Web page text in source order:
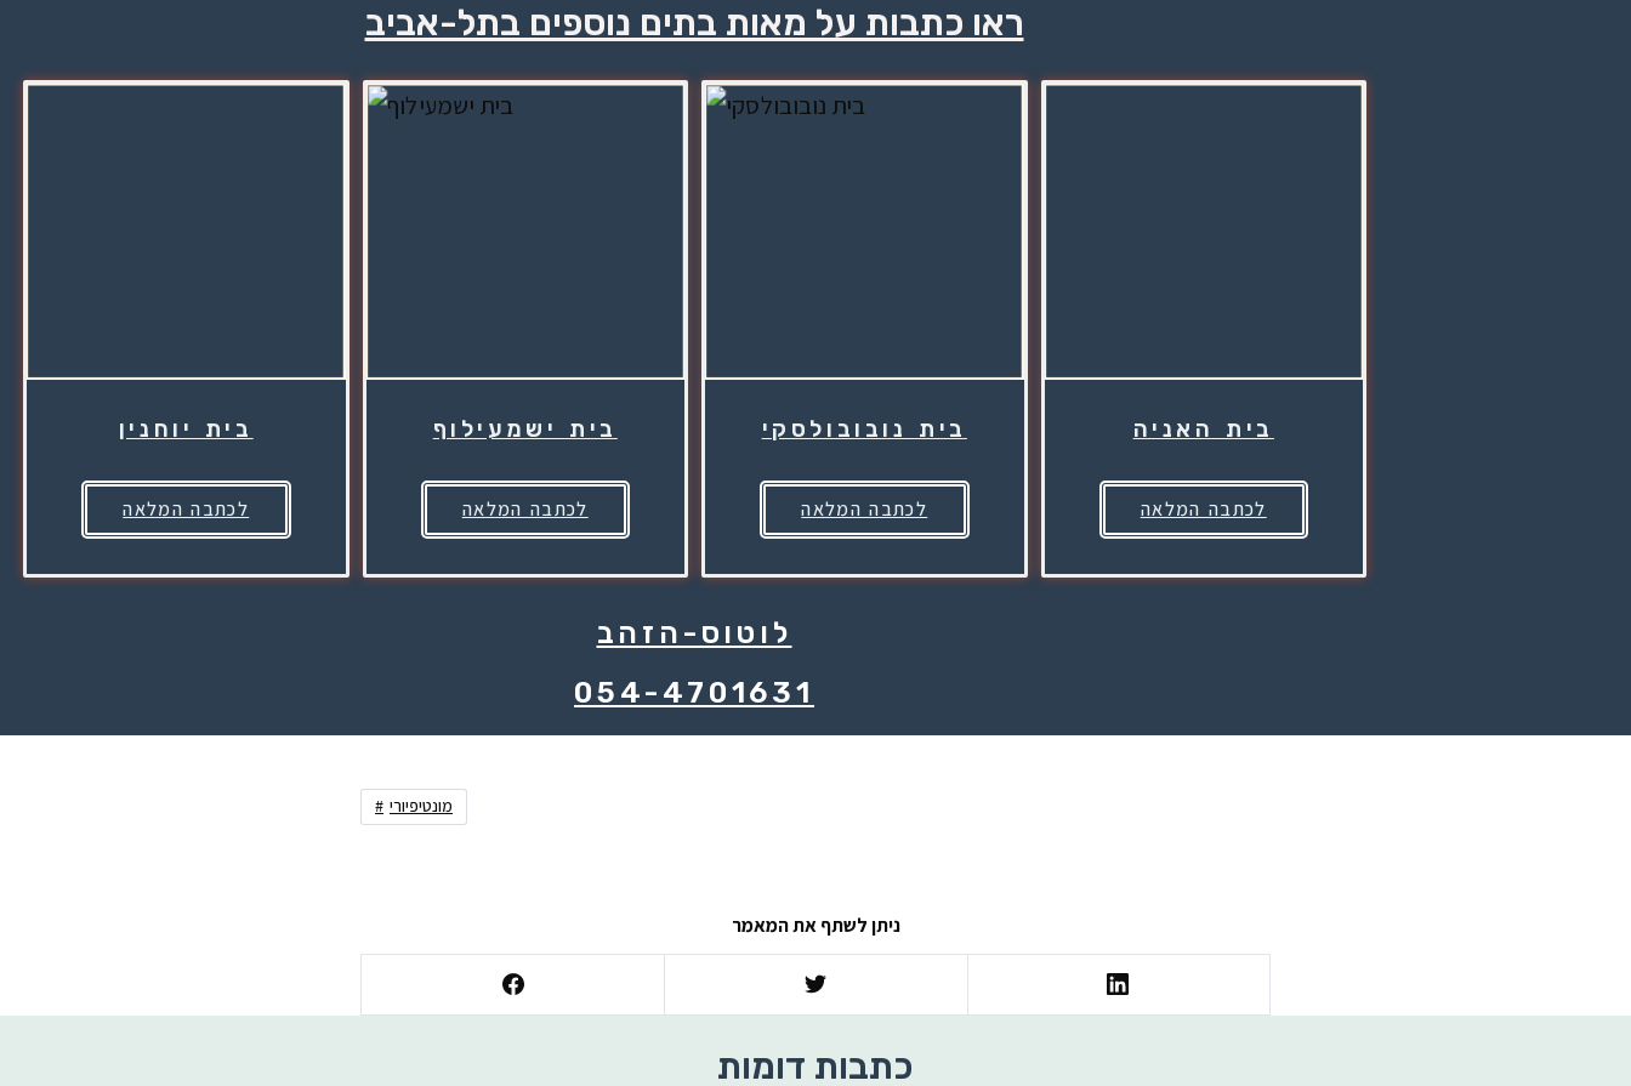
ראו כתבות על מאות בתים נוספים בתל-אביב
בית יוחנין
לכתבה המלאה
בית ישמעילוף
לכתבה המלאה
בית נובובולסקי
לכתבה המלאה
בית האניה
לכתבה המלאה
לוטוס-הזהב
054-4701631
מונטיפיורי
ניתן לשתף את המאמר
כתבות דומות